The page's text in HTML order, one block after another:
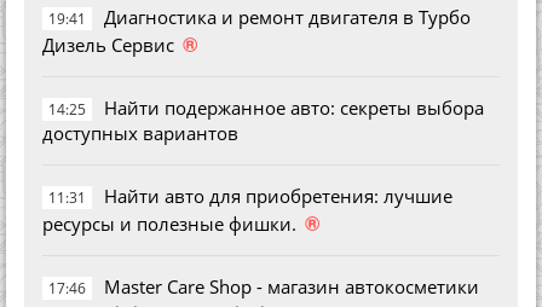
19:41
Диагностика и ремонт двигателя в Турбо
Дизель Сервис ®
14:25
Найти подержанное авто: секреты выбора
доступных вариантов
11:31
Найти авто для приобретения: лучшие
ресурсы и полезные фишки. ®
17:46
Master Care Shop - магазин автокосметики